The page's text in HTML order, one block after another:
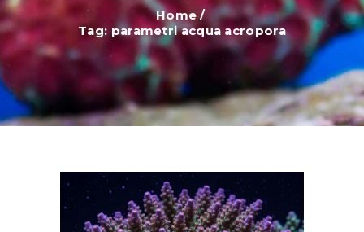
Home
Tag: parametri acqua acropora